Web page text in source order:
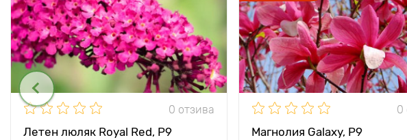
0 отзива
Летен люляк Royal Red, P9
0
Магнолия Galaxy, P9